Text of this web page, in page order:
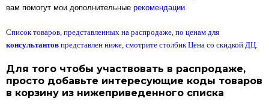
вам помогут мои дополнительные рекомендации
Список товаров, представленных на распродаже, по ценам для
консультантов представлен ниже, смотрите столбик Цена со скидкой ДЦ.
Для того чтобы участвовать в распродаже,
просто добавьте интересующие коды товаров
в корзину из нижеприведенного списка